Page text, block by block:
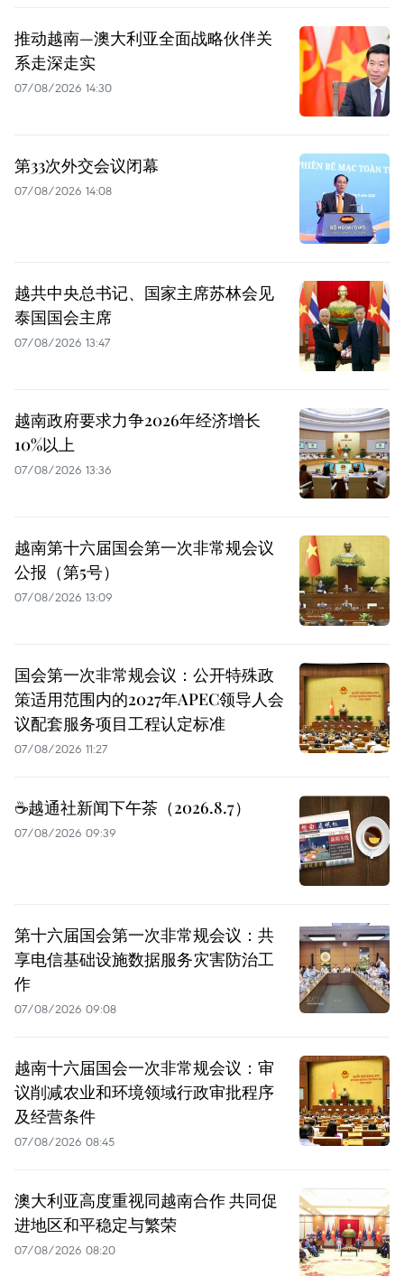
推动越南—澳大利亚全面战略伙伴关
系走深走实
07/08/2026 14:30
第33次外交会议闭幕
07/08/2026 14:08
越共中央总书记、国家主席苏林会见
泰国国会主席
07/08/2026 13:47
越南政府要求力争2026年经济增长
10%以上
07/08/2026 13:36
越南第十六届国会第一次非常规会议
公报（第5号）
07/08/2026 13:09
国会第一次非常规会议：公开特殊政
策适用范围内的2027年APEC领导人会
议配套服务项目工程认定标准
07/08/2026 11:27
☕️越通社新闻下午茶（2026.8.7）
07/08/2026 09:39
第十六届国会第一次非常规会议：共
享电信基础设施数据服务灾害防治工
作
07/08/2026 09:08
越南十六届国会一次非常规会议：审
议削减农业和环境领域行政审批程序
及经营条件
07/08/2026 08:45
澳大利亚高度重视同越南合作 共同促
进地区和平稳定与繁荣
07/08/2026 08:20